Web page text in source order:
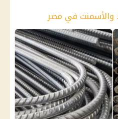
والأسمنت في مصر